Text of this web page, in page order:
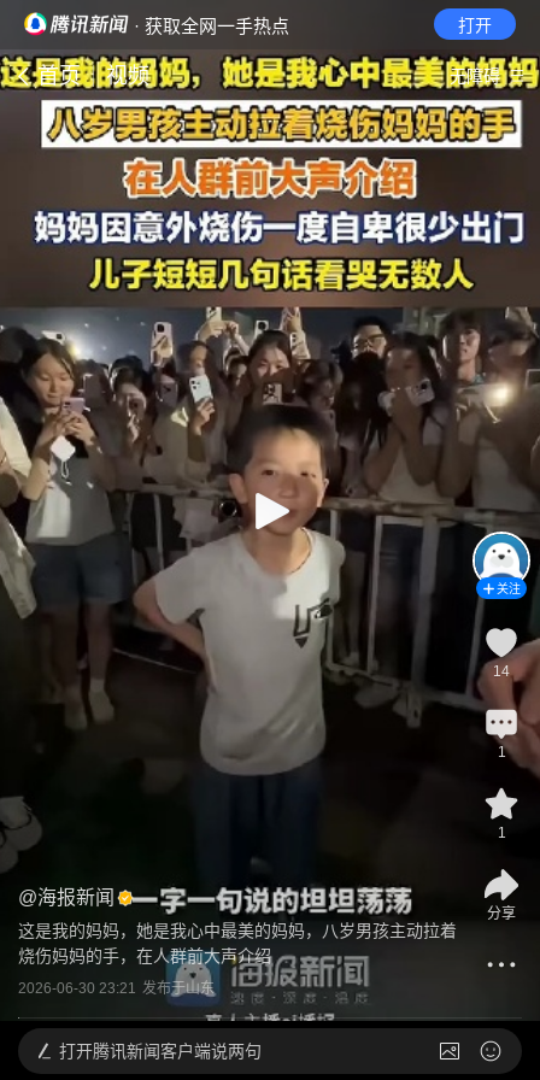
· 获取全网一手热点 打开
首页 视频 无障碍
@海报新闻
这是我的妈妈，她是我心中最美的妈妈，八岁男孩主动拉着
烧伤妈妈的手，在人群前大声介绍
2026-06-30 23:21 发布于山东
关注
14
1
1
分享
打开腾讯新闻客户端说两句